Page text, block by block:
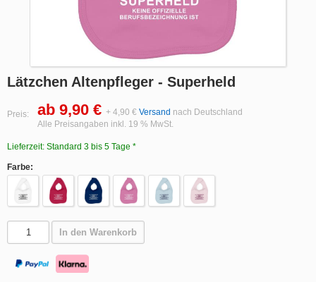
Lätzchen Altenpfleger - Superheld
Preis: ab 9,90 € + 4,90 € Versand nach Deutschland
Alle Preisangaben inkl. 19 % MwSt.
Lieferzeit: Standard 3 bis 5 Tage *
Farbe:
In den Warenkorb